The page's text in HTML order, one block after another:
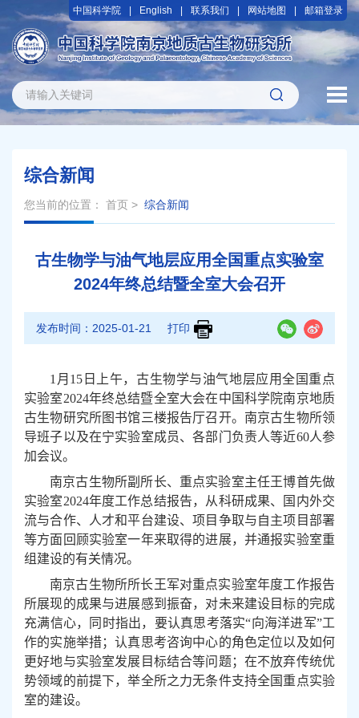
中国科学院 English 联系我们 网站地图 邮箱登录
综合新闻
您当前的位置： 首页 > 综合新闻
古生物学与油气地层应用全国重点实验室
2024年终总结暨全室大会召开
发布时间： 2025-01-21 打印
1 月 15 日上午，古生物学与油气地层应用全国重点
实验室2024年终总结暨全室大会在中国科学院南京地质
古生物研究所图书馆三楼报告厅召开。南京古生物所领
导班子以及在宁实验室成员、各部门负责人等近60人参
加会议。
南京古生物所副所长、重点实验室主任王博首先做
实验室2024年度工作总结报告，从科研成果、国内外交
流与合作、人才和平台建设、项目争取与自主项目部署
等方面回顾实验室一年来取得的进展，并通报实验室重
组建设的有关情况。
南京古生物所所长王军对重点实验室年度工作报告
所展现的成果与进展感到振奋，对未来建设目标的完成
充满信心，同时指出，要认真思考落实“向海洋进军”工
作的实施举措；认真思考咨询中心的角色定位以及如何
更好地与实验室发展目标结合等问题；在不放弃传统优
势领域的前提下，举全所之力无条件支持全国重点实验
室的建设。